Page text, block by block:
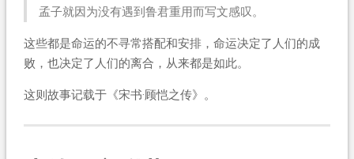
孟子就因为没有遇到鲁君重用而写文感叹。
这些都是命运的不寻常搭配和安排，命运决定了人们的成
败，也决定了人们的离合，从来都是如此。
这则故事记载于《宋书·顾恺之传》。